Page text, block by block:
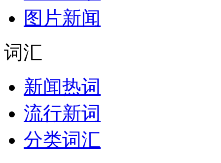
图片新闻
词汇
新闻热词
流行新词
分类词汇